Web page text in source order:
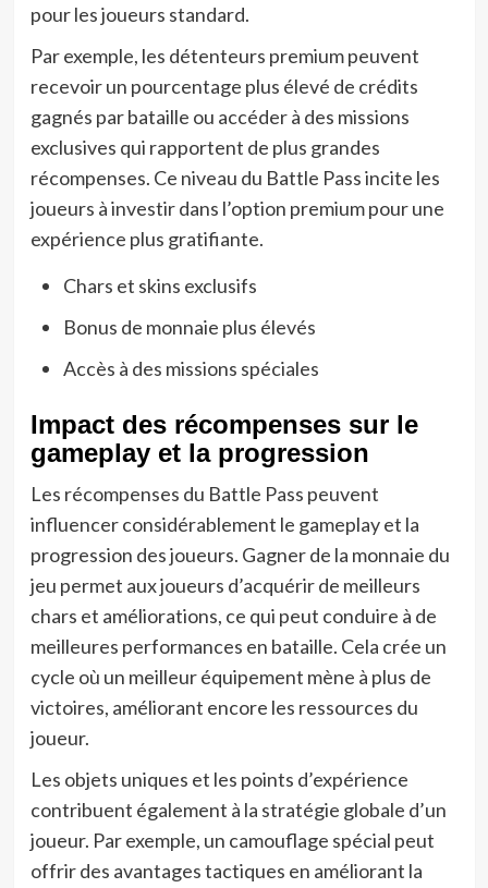
pour les joueurs standard.
Par exemple, les détenteurs premium peuvent
recevoir un pourcentage plus élevé de crédits
gagnés par bataille ou accéder à des missions
exclusives qui rapportent de plus grandes
récompenses. Ce niveau du Battle Pass incite les
joueurs à investir dans l’option premium pour une
expérience plus gratifiante.
Chars et skins exclusifs
Bonus de monnaie plus élevés
Accès à des missions spéciales
Impact des récompenses sur le
gameplay et la progression
Les récompenses du Battle Pass peuvent
influencer considérablement le gameplay et la
progression des joueurs. Gagner de la monnaie du
jeu permet aux joueurs d’acquérir de meilleurs
chars et améliorations, ce qui peut conduire à de
meilleures performances en bataille. Cela crée un
cycle où un meilleur équipement mène à plus de
victoires, améliorant encore les ressources du
joueur.
Les objets uniques et les points d’expérience
contribuent également à la stratégie globale d’un
joueur. Par exemple, un camouflage spécial peut
offrir des avantages tactiques en améliorant la